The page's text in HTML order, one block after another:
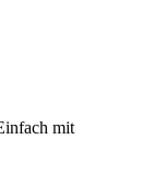
mit